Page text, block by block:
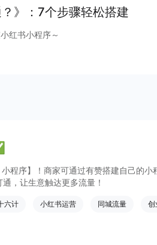
》：7个步骤轻松搭建
红书小程序～
程序】！商家可通过有赞搭建自己的小
，让生意触达更多流量！
六计 小红书运营 同城流量 创